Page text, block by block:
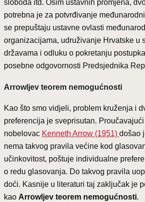
sloboda itd. Osim ustavnih promjena,
potrebna je za potvrđivanje
se prepuštaju ustavne ovlasti
organizacijama, udruživanje Hrvatske u
državama i odluku o pokretanju
posebne odgovornosti Predsjednika
Arrowljev teorem nemogućnosti
Kao što smo vidjeli, problem kruženja i
preferencija je sveprisutan.
nobelovac Kenneth Arrow (1951) došao
nema takvog pravila većine kod
učinkovitost, poštuje individualne
o redu glasovanja. Do takvog pravila
doći. Kasnije u literaturi taj zaključak je
kao Arrowljev teorem nemogućnosti.